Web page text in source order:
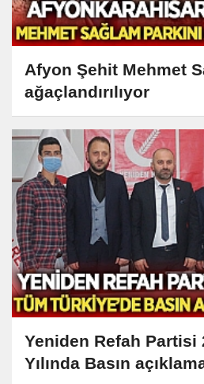
Afyon Şehit Mehmet
ağaçlandırılıyor
Yeniden Refah Partisi
Yılında Basın